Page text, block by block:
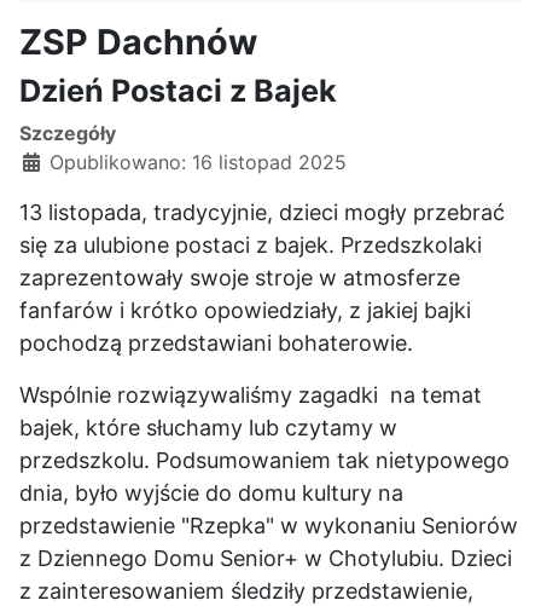
ZSP Dachnów
Dzień Postaci z Bajek
Szczegóły
Opublikowano: 16 listopad 2025
13 listopada, tradycyjnie, dzieci mogły przebrać
się za ulubione postaci z bajek. Przedszkolaki
zaprezentowały swoje stroje w atmosferze
fanfarów i krótko opowiedziały, z jakiej bajki
pochodzą przedstawiani bohaterowie.
Wspólnie rozwiązywaliśmy zagadki na temat
bajek, które słuchamy lub czytamy w
przedszkolu. Podsumowaniem tak nietypowego
dnia, było wyjście do domu kultury na
przedstawienie "Rzepka" w wykonaniu Seniorów
z Dziennego Domu Senior+ w Chotylubiu. Dzieci
z zainteresowaniem śledziły przedstawienie,